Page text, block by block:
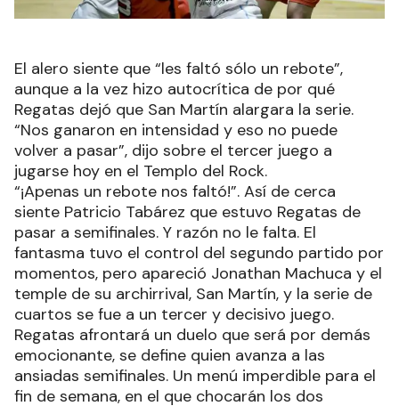
El alero siente que “les faltó sólo un rebote”,
aunque a la vez hizo autocrítica de por qué
Regatas dejó que San Martín alargara la serie.
“Nos ganaron en intensidad y eso no puede
volver a pasar”, dijo sobre el tercer juego a
jugarse hoy en el Templo del Rock.
“¡Apenas un rebote nos faltó!”. Así de cerca
siente Patricio Tabárez que estuvo Regatas de
pasar a semifinales. Y razón no le falta. El
fantasma tuvo el control del segundo partido por
momentos, pero apareció Jonathan Machuca y el
temple de su archirrival, San Martín, y la serie de
cuartos se fue a un tercer y decisivo juego.
Regatas afrontará un duelo que será por demás
emocionante, se define quien avanza a las
ansiadas semifinales. Un menú imperdible para el
fin de semana, en el que chocarán los dos